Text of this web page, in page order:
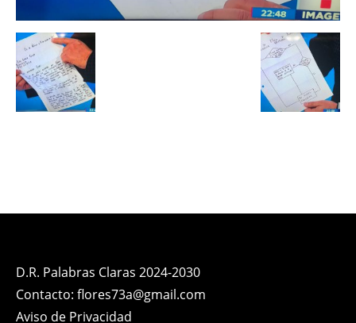
D.R. Palabras Claras 2024-2030
Contacto: flores73a@gmail.com
Aviso de Privacidad